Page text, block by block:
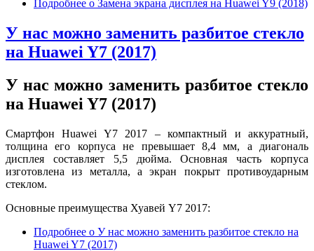
Подробнее о Замена экрана дисплея на Huawei Y9 (2018)
У нас можно заменить разбитое стекло
на Huawei Y7 (2017)
У нас можно заменить разбитое стекло
на Huawei Y7 (2017)
Смартфон Huawei Y7 2017 – компактный и аккуратный,
толщина его корпуса не превышает 8,4 мм, а диагональ
дисплея составляет 5,5 дюйма. Основная часть корпуса
изготовлена из металла, а экран покрыт противоударным
стеклом.
Основные преимущества Хуавей Y7 2017:
Подробнее о У нас можно заменить разбитое стекло на
Huawei Y7 (2017)